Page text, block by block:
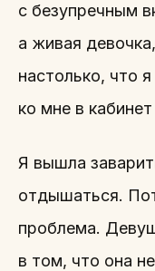
с безупречным
а живая
настолько, что
ко мне в
Я вышла
отдышаться.
проблема.
в том, что она